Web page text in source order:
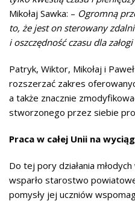
Mikołaj Sawka: – Ogromną
to, że jest on sterowany
i oszczędność czasu dla
Patryk, Wiktor, Mikołaj i
rozszerzać zakres
a także znacznie
stworzonego przez siebie
Praca w całej Unii na
Do tej pory działania
wsparło starostwo
pomysły jej uczniów